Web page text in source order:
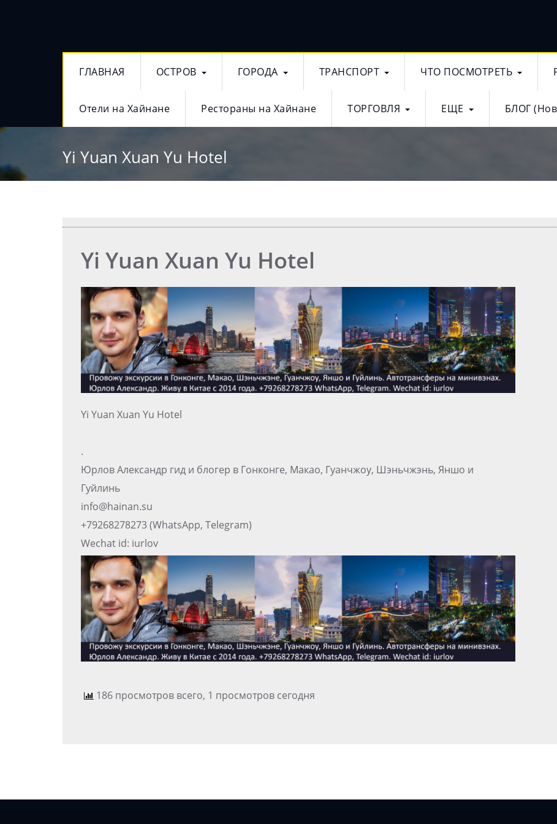
ГЛАВНАЯ ОСТРОВ ГОРОДА ТРАНСПОРТ ЧТО ПОСМОТРЕТЬ
Отели на Хайнане Рестораны на Хайнане ТОРГОВЛЯ ЕЩЕ БЛОГ
Yi Yuan Xuan Yu Hotel
Yi Yuan Xuan Yu Hotel
Yi Yuan Xuan Yu Hotel
.
Юрлов Александр гид и блогер в Гонконге, Макао, Гуанчжоу, Шэньчжэнь, Яншо и
Гуйлинь
info@hainan.su
+79268278273 (WhatsApp, Telegram)
Wechat id: iurlov
186 просмотров всего, 1 просмотров сегодня